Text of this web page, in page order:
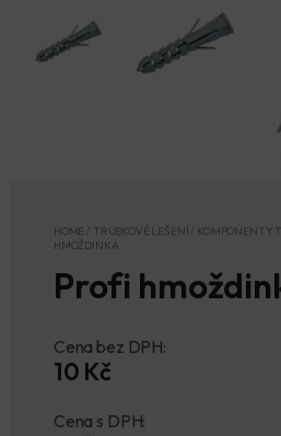
HOME / TRUBKOVÉ LEŠENÍ / KOMPONENTY
HMOŽDINKA
Profi
Cena bez DPH:
10 Kč
Cena s DPH: